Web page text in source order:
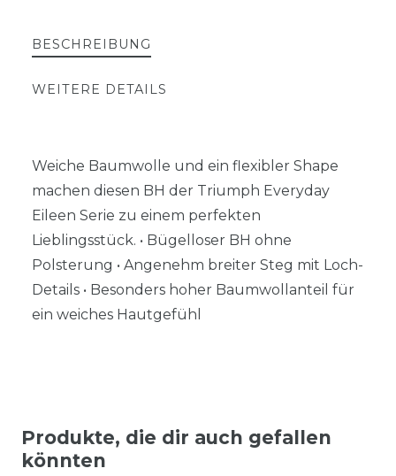
BESCHREIBUNG
WEITERE DETAILS
Weiche Baumwolle und ein flexibler Shape
machen diesen BH der Triumph Everyday
Eileen Serie zu einem perfekten
Lieblingsstück. • Bügelloser BH ohne
Polsterung • Angenehm breiter Steg mit Loch-
Details • Besonders hoher Baumwollanteil für
ein weiches Hautgefühl
Produkte, die dir auch gefallen
könnten